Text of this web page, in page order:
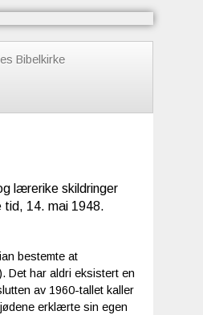
Bibelkirke
lærerike skildringer
tid, 14. mai 1948.
bestemte at
Det har aldri eksistert en
av 1960-tallet kaller
erklærte sin egen